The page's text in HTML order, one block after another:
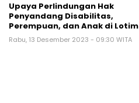
Upaya Perlindungan Hak
Penyandang Disabilitas,
Perempuan, dan Anak di Lotim
Rabu, 13 Desember 2023 - 09:30 WITA